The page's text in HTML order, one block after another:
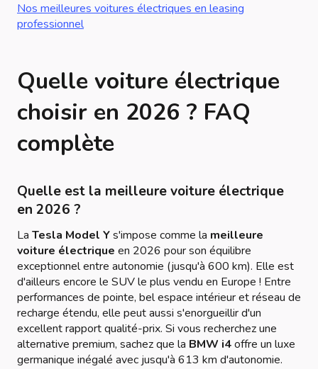
Nos meilleures voitures électriques en leasing
professionnel
Quelle voiture électrique
choisir en 2026 ? FAQ
complète
Quelle est la meilleure voiture électrique
en 2026 ?
La Tesla Model Ys'impose comme la meilleure
voiture électrique en 2026 pour son équilibre
exceptionnel entre autonomie (jusqu'à 600 km). Elle est
d'ailleurs encore le SUV le plus vendu en Europe ! Entre
performances de pointe, bel espace intérieur et réseau de
recharge étendu, elle peut aussi s'enorgueillir d'un
excellent rapport qualité-prix. Si vous recherchez une
alternative premium, sachez que la BMW i4offre un luxe
germanique inégalé avec jusqu'à 613 km d'autonomie.